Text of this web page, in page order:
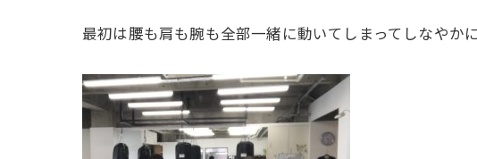
最初は腰も肩も腕も全部一緒に動いてしまってしなやか